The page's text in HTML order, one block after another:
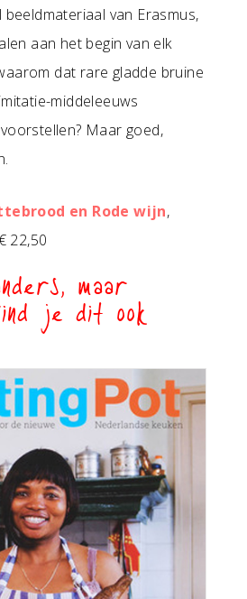
van Erasmus,
aan het begin van elk
dat rare gladde bruine
middeleeuws
Maar goed,
en Rode wijn,
22,50
maar
je dit ook